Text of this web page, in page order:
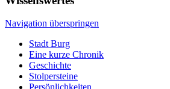
Navigation überspringen
Stadt Burg
Eine kurze Chronik
Geschichte
Stolpersteine